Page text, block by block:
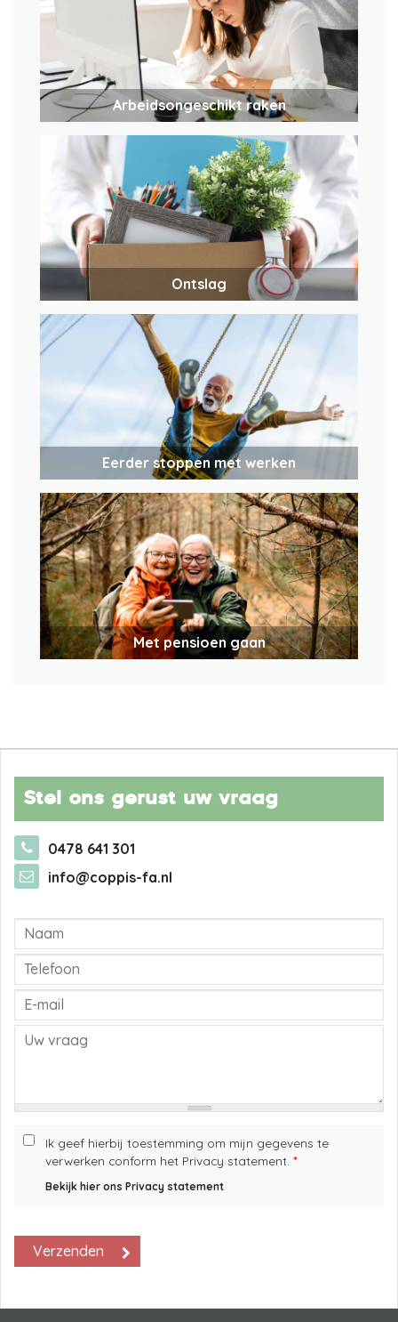
Arbeidsongeschikt raken
Ontslag
Eerder stoppen met werken
Met pensioen gaan
Stel ons gerust uw vraag
0478 641 301
info@coppis-fa.nl
Ik geef hierbij toestemming om mijn gegevens te
verwerken conform het Privacy statement. *
Bekijk hier ons Privacy statement